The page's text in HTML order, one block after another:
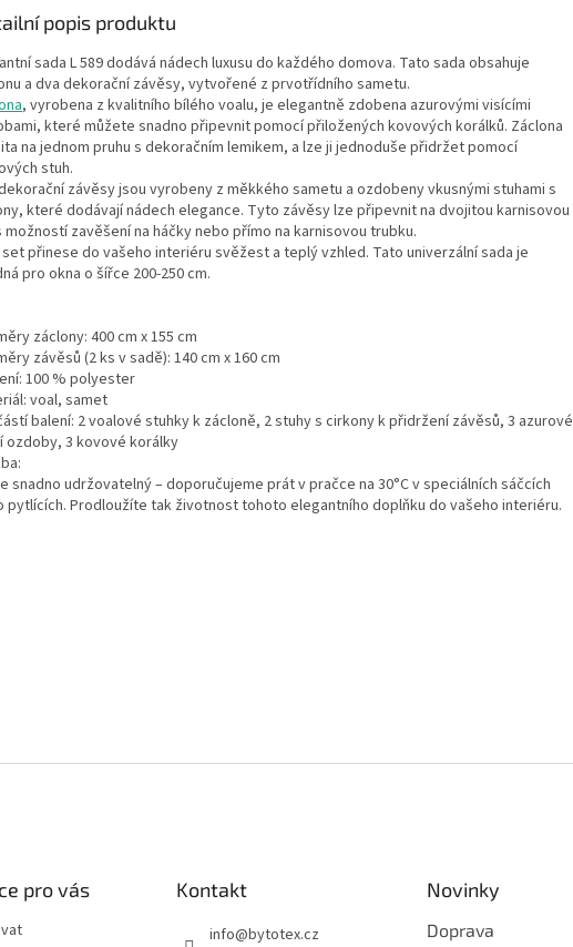
popis produktu
sada L 589 dodává nádech luxusu do každého domova. Tato sada obsahuje
a dva dekorační závěsy, vytvořené z prvotřídního sametu.
, vyrobena z kvalitního bílého voalu, je elegantně zdobena azurovými visícími
které můžete snadno připevnit pomocí přiložených kovových korálků. Záclona
na jednom pruhu s dekoračním lemikem, a lze ji jednoduše přidržet pomocí
stuh.
závěsy jsou vyrobeny z měkkého sametu a ozdobeny vkusnými stuhami s
které dodávají nádech elegance. Tyto závěsy lze připevnit na dvojitou karnisovou
možností zavěšení na háčky nebo přímo na karnisovou trubku.
set přinese do vašeho interiéru svěžest a teplý vzhled. Tato univerzální sada je
pro okna o šířce 200-250 cm.
záclony: 400 cm x 155 cm
závěsů (2 ks v sadě): 140 cm x 160 cm
100 % polyester
voal, samet
balení: 2 voalové stuhky k zácloně, 2 stuhy s cirkony k přidržení závěsů, 3 azurové
ozdoby, 3 kovové korálky
snadno udržovatelný – doporučujeme prát v pračce na 30°C v speciálních sáčcích
pytlících. Prodloužíte tak životnost tohoto elegantního doplňku do vašeho interiéru.
pro vás Kontakt
info@bytotex.cz
Novinky
Doprava